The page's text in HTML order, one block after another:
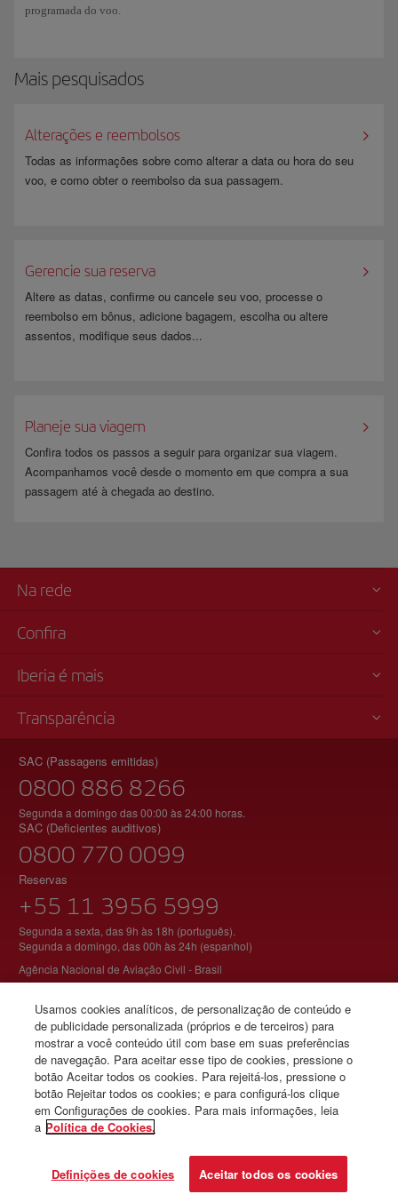
programada do voo.
Mais pesquisados
Alterações e reembolsos
Todas as informações sobre como alterar a data ou hora do seu
voo, e como obter o reembolso da sua passagem.
Gerencie sua reserva
Altere as datas, confirme ou cancele seu voo, processe o
reembolso em bônus, adicione bagagem, escolha ou altere
assentos, modifique seus dados...
Planeje sua viagem
Confira todos os passos a seguir para organizar sua viagem.
Acompanhamos você desde o momento em que compra a sua
passagem até à chegada ao destino.
Na rede
Confira
Iberia é mais
Transparência
SAC (Passagens emitidas)
0800 886 8266
Segunda a domingo das 00:00 às 24:00 horas.
SAC (Deficientes auditivos)
0800 770 0099
Reservas
+55 11 3956 5999
Segunda a sexta, das 9h às 18h (português).
Segunda a domingo, das 00h às 24h (espanhol)
Agência Nacional de Aviação Civil - Brasil
© Iberia 2026
Usamos cookies analíticos, de personalização de conteúdo e
de publicidade personalizada (próprios e de terceiros) para
mostrar a você conteúdo útil com base em suas preferências
de navegação. Para aceitar esse tipo de cookies, pressione o
botão Aceitar todos os cookies. Para rejeitá-los, pressione o
botão Rejeitar todos os cookies; e para configurá-los clique
em Configurações de cookies. Para mais informações, leia
a Política de Cookies.
Definições de cookies Aceitar todos os cookies